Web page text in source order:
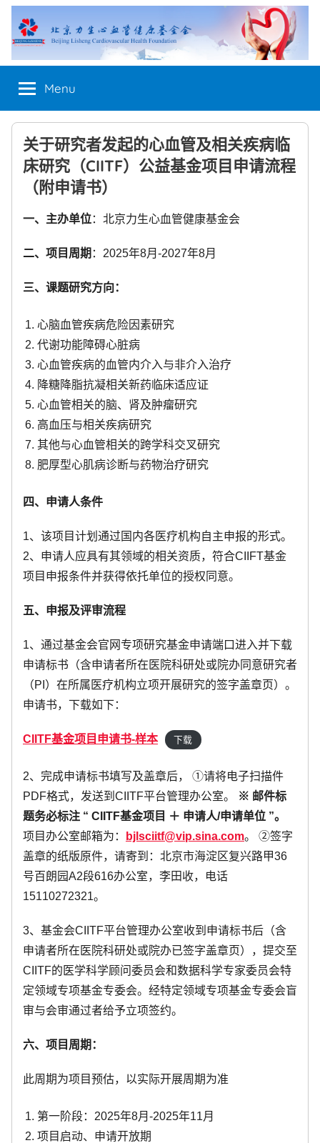
Skip
content
Menu
关于研究者发起的心血管及相关疾病临
床研究（CIITF）公益基金项目申请流程
（附申请书）
一、主办单位：北京力生心血管健康基金会
二、项目周期 ：2025年8月-2027年8月
三、课题研究方向：
心脑血管疾病危险因素研究
代谢功能障碍心脏病
心血管疾病的血管内介入与非介入治疗
降糖降脂抗凝相关新药临床适应证
心血管相关的脑、肾及肿瘤研究
高血压与相关疾病研究
其他与心血管相关的跨学科交叉研究
肥厚型心肌病诊断与药物治疗研究
四、申请人条件
1、该项目计划通过国内各医疗机构自主申报的形式。
2、申请人应具有其领域的相关资质，符合CIIFT基金
项目申报条件并获得依托单位的授权同意。
五、申报及评审流程
1、通过基金会官网专项研究基金申请端口进入并下载
申请标书（含申请者所在医院科研处或院办同意研究者
（PI）在所属医疗机构立项开展研究的签字盖章页）。
申请书，下载如下：
CIITF基金项目申请书-样本 下载
2、完成申请标书填写及盖章后， ①请将电子扫描件
PDF格式，发送到CIITF平台管理办公室。
※ 邮件标
题务必标注 “ CIITF基金项目 ＋ 申请人/申请单位 ”。
项目办公室邮箱为：
bjlsciitf@vip.sina.com。 ②签字
盖章的纸版原件，请寄到：北京市海淀区复兴路甲36
号百朗园A2段616办公室，李田收，电话
15110272321。
3、基金会CIITF平台管理办公室收到申请标书后（含
申请者所在医院科研处或院办已签字盖章页），提交至
CIITF的医学科学顾问委员会和数据科学专家委员会特
定领域专项基金专委会。经特定领域专项基金专委会盲
审与会审通过者给予立项签约。
六、项目周期：
此周期为项目预估，以实际开展周期为准
第一阶段：2025年8月-2025年11月
项目启动、申请开放期